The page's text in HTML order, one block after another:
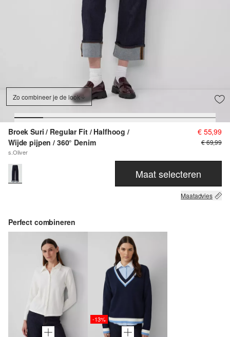
Zo combineer je de look
Broek Suri / Regular Fit / Halfhoog /
Wijde pijpen / 360° Denim
s.Oliver
€ 55,99
€ 69,99
Maat selecteren
Maatadvies
Perfect combineren
-13%